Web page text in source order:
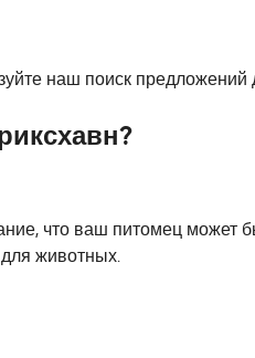
наш поиск предложений
что ваш питомец может
животных.